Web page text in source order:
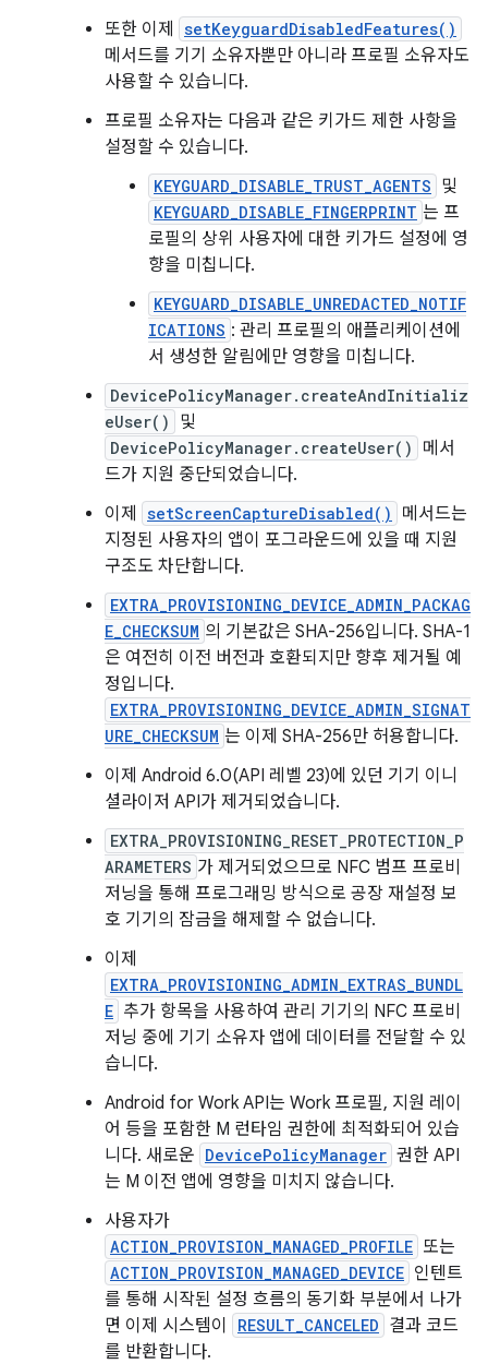
또한 이제
setKeyguardDisabledFeatures()
메서드를 기기 소유자뿐만 아니라 프로필 소유자도
사용할 수 있습니다.
프로필 소유자는 다음과 같은 키가드 제한 사항을
설정할 수 있습니다.
KEYGUARD_DISABLE_TRUST_AGENTS 및
KEYGUARD_DISABLE_FINGERPRINT 는 프
로필의 상위 사용자에 대한 키가드 설정에 영
향을 미칩니다.
KEYGUARD_DISABLE_UNREDACTED_NOTIF
ICATIONS : 관리 프로필의 애플리케이션에
서 생성한 알림에만 영향을 미칩니다.
DevicePolicyManager.createAndInitializ
eUser()
및
DevicePolicyManager.createUser()
메서
드가 지원 중단되었습니다.
이제
setScreenCaptureDisabled()
메서드는
지정된 사용자의 앱이 포그라운드에 있을 때 지원
구조도 차단합니다.
EXTRA_PROVISIONING_DEVICE_ADMIN_PACKAG
E_CHECKSUM 의 기본값은 SHA-256입니다. SHA-1
은 여전히 이전 버전과 호환되지만 향후 제거될 예
정입니다.
EXTRA_PROVISIONING_DEVICE_ADMIN_SIGNAT
URE_CHECKSUM 는 이제 SHA-256만 허용합니다.
이제 Android 6.0(API 레벨 23)에 있던 기기 이니
셜라이저 API가 제거되었습니다.
EXTRA_PROVISIONING_RESET_PROTECTION_P
ARAMETERS 가 제거되었으므로 NFC 범프 프로비
저닝을 통해 프로그래밍 방식으로 공장 재설정 보
호 기기의 잠금을 해제할 수 없습니다.
이제
EXTRA_PROVISIONING_ADMIN_EXTRAS_BUNDL
E 추가 항목을 사용하여 관리 기기의 NFC 프로비
저닝 중에 기기 소유자 앱에 데이터를 전달할 수 있
습니다.
Android for Work API는 Work 프로필, 지원 레이
어 등을 포함한 M 런타임 권한에 최적화되어 있습
니다. 새로운 DevicePolicyManager 권한 API
는 M 이전 앱에 영향을 미치지 않습니다.
사용자가
ACTION_PROVISION_MANAGED_PROFILE 또는
ACTION_PROVISION_MANAGED_DEVICE 인텐트
를 통해 시작된 설정 흐름의 동기화 부분에서 나가
면 이제 시스템이
RESULT_CANCELED 결과 코드
를 반환합니다.